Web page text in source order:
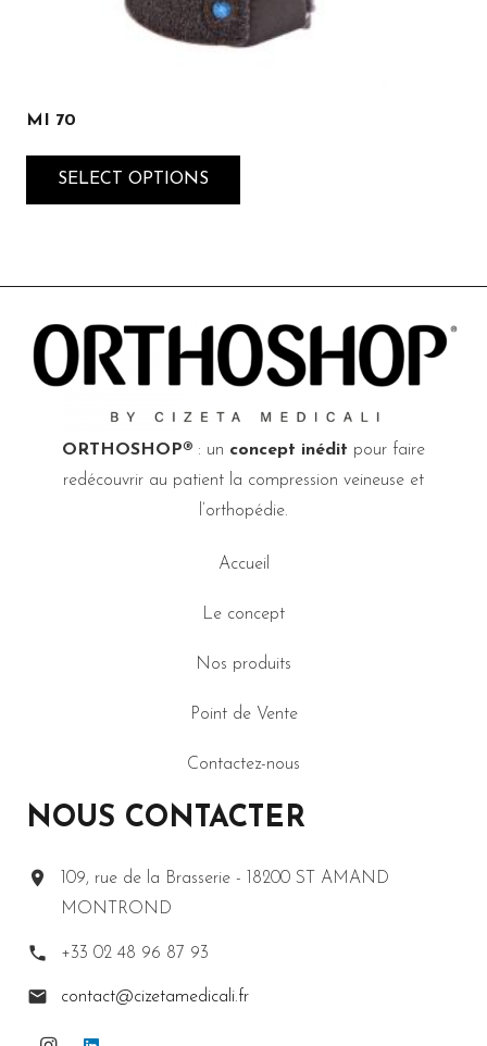
MI 70
SELECT OPTIONS
ORTHOSHOP® : un concept inédit pour faire
redécouvrir au patient la compression veineuse et
l’orthopédie.
Accueil
Le concept
Nos produits
Point de Vente
Contactez-nous
NOUS CONTACTER
109, rue de la Brasserie - 18200 ST AMAND
MONTROND
+33 02 48 96 87 93
contact@cizetamedicali.fr